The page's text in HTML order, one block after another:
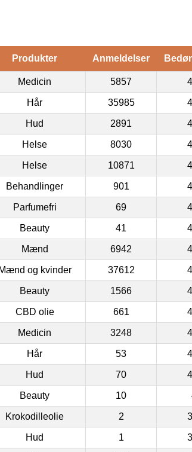
Produkter Anmeldelser
Medicin 5857
Hår 35985
Hud 2891
Helse 8030
Helse 10871
Behandlinger 901
Parfumefri 69
Beauty 41
Mænd 6942
Mænd og kvinder 37612
Beauty 1566
CBD olie 661
Medicin 3248
Hår 53
Hud 70
Beauty 10
Krokodilleolie 2
Hud 1